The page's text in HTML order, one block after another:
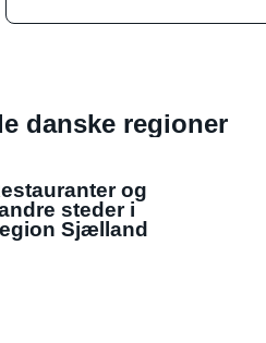
danske regioner
og
steder i
Sjælland